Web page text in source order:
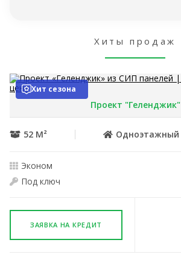
Хиты продаж
Хит сезона
Проект "Геленджик"
52 М² Одноэтажный
Эконом
Под ключ
ЗАЯВКА НА КРЕДИТ